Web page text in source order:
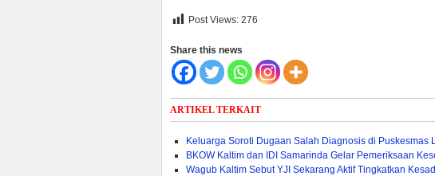
Post Views: 276
Share this news
ARTIKEL TERKAIT
Keluarga Soroti Dugaan Salah Diagnosis di Puskesmas
BKOW Kaltim dan IDI Samarinda Gelar Pemeriksaan
Wagub Kaltim Sebut YJI Sekarang Aktif Tingkatkan